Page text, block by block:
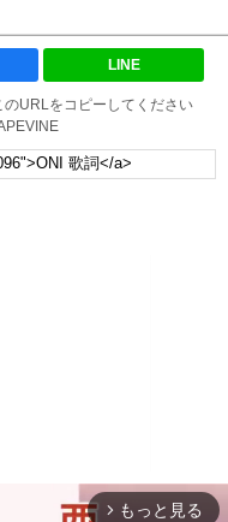
LINE
URLをコピーしてください
arrow_forward_ios もっと見る